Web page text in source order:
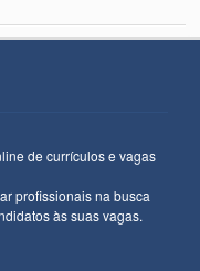
de currículos e vagas
profissionais na busca
às suas vagas.